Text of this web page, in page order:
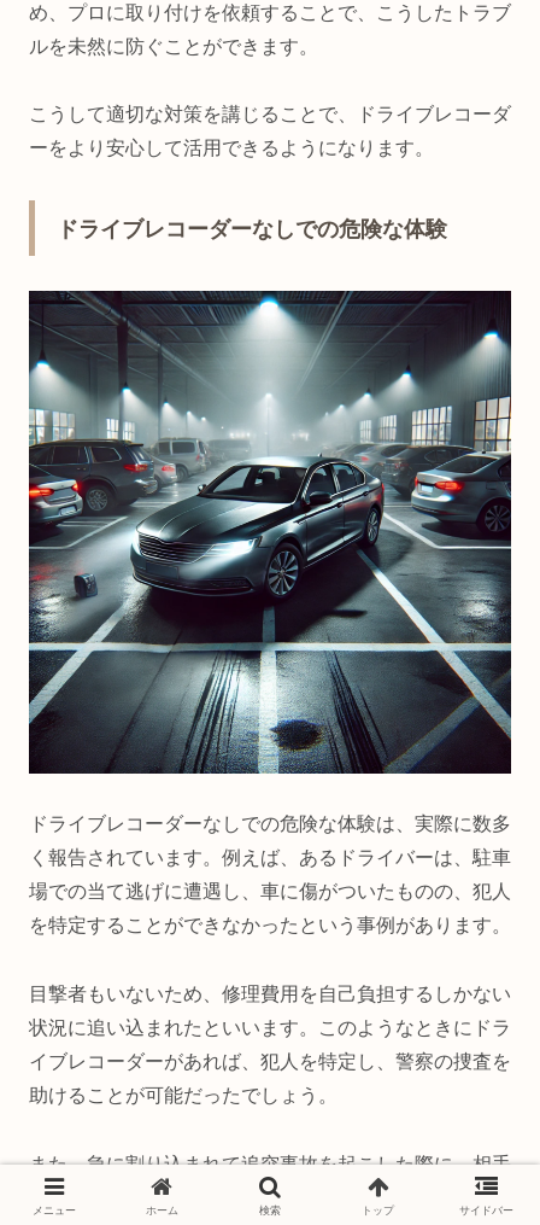
め、プロに取り付けを依頼することで、こうしたトラブ
ルを未然に防ぐことができます。
こうして適切な対策を講じることで、ドライブレコーダ
ーをより安心して活用できるようになります。
ドライブレコーダーなしでの危険な体験
ドライブレコーダーなしでの危険な体験は、実際に数多
く報告されています。例えば、あるドライバーは、駐車
場での当て逃げに遭遇し、車に傷がついたものの、犯人
を特定することができなかったという事例があります。
目撃者もいないため、修理費用を自己負担するしかない
状況に追い込まれたといいます。このようなときにドラ
イブレコーダーがあれば、犯人を特定し、警察の捜査を
助けることが可能だったでしょう。
また、急に割り込まれて追突事故を起こした際に、相手
が「こちらが割り込んだ」と主張したケースもありま
メニュー ホーム 検索 トップ サイドバー